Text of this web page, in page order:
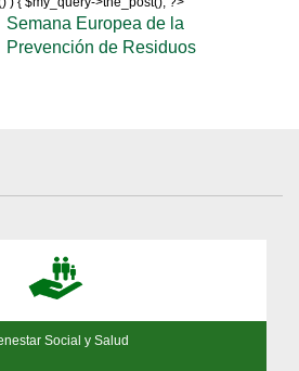
Semana Europea de la
Prevención de Residuos
Social y Salud